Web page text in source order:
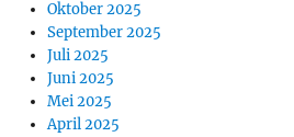
Oktober 2025
September 2025
Juli 2025
Juni 2025
Mei 2025
April 2025